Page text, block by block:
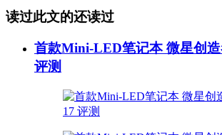
读过此文的还读过
首款Mini-LED笔记本 微星创
评测